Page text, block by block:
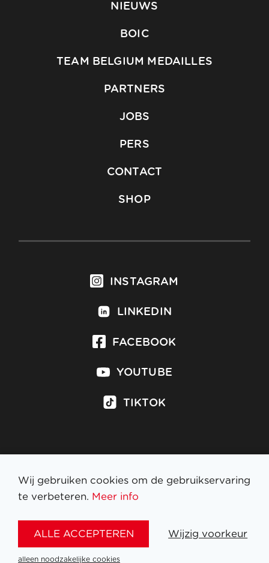
NIEUWS
BOIC
TEAM BELGIUM MEDAILLES
PARTNERS
JOBS
PERS
CONTACT
SHOP
INSTAGRAM
LINKEDIN
FACEBOOK
YOUTUBE
TIKTOK
Inschrijven op nieuwsbrief
Wij gebruiken cookies om de gebruikservaring
te verbeteren. Meer info
ALLE ACCEPTEREN Wijzig voorkeur
alleen noodzakelijke cookies